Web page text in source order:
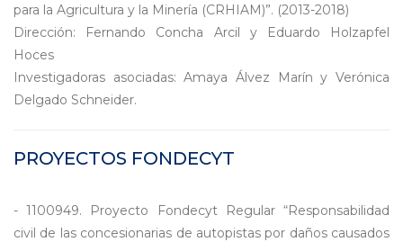
para la Agricultura y la Minería (CRHIAM)”. (2013-2018)
Dirección: Fernando Concha Arcil y Eduardo Holzapfel
Hoces
Investigadoras asociadas: Amaya Álvez Marín y Verónica
Delgado Schneider.
PROYECTOS FONDECYT
- 1100949. Proyecto Fondecyt Regular “Responsabilidad
civil de las concesionarias de autopistas por daños causados